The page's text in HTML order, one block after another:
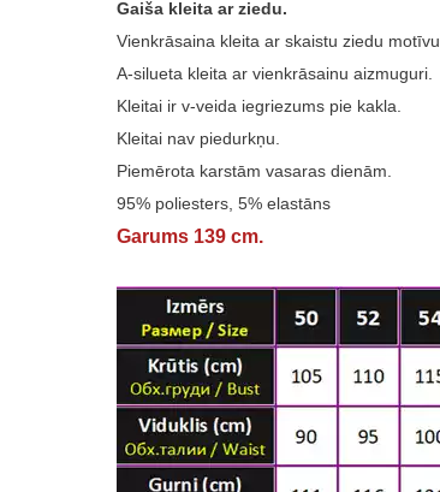
Gaiša kleita ar ziedu.
Vienkrāsaina kleita ar skaistu ziedu motīvu.
A-silueta kleita ar vienkrāsainu aizmuguri.
Kleitai ir v-veida iegriezums pie kakla.
Kleitai nav piedurkņu.
Piemērota karstām vasaras dienām.
95% poliesters, 5% elastāns
Garums 139 cm.